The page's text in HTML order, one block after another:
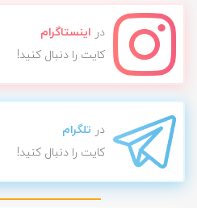
در اینستاگرام
کایت را دنبال کنید!
در تلگرام
کایت را دنبال کنید!